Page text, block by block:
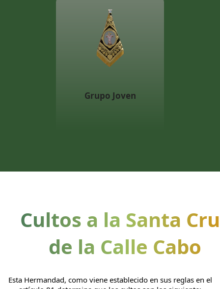
Grupo Joven
Cultos a la Santa
de la Calle Cabo
Esta Hermandad, como viene establecido en sus reglas en el